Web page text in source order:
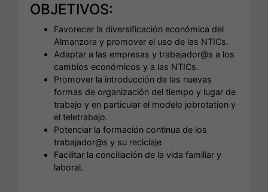
OBJETIVOS:
Favorecer la diversificación económica del
Almanzora y promover el uso de las NTICs.
Adaptar a las empresas y trabajador@s a los
cambios económicos y a las NTICs.
Promover la introducción de las nuevas
formas de organización del tiempo y lugar de
trabajo y en particular el modelo jobrotation y
el teletrabajo.
Potenciar la formación continua de los
trabajador@s y su reciclaje
Facilitar la conciliación de la vida familiar y
laboral.